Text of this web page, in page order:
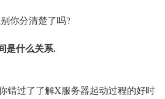
你分清楚了吗?
是什么关系.
错过了了解X服务器起动过程的好时